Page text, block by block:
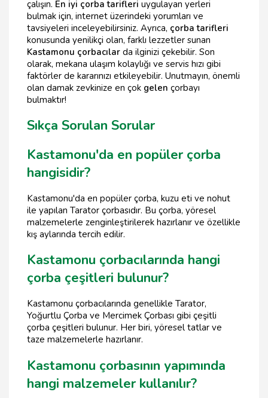
çalışın. En iyi çorba tarifleri uygulayan yerleri
bulmak için, internet üzerindeki yorumları ve
tavsiyeleri inceleyebilirsiniz. Ayrıca, çorba tarifleri
konusunda yenilikçi olan, farklı lezzetler sunan
Kastamonu çorbacılar da ilginizi çekebilir. Son
olarak, mekana ulaşım kolaylığı ve servis hızı gibi
faktörler de kararınızı etkileyebilir. Unutmayın, önemli
olan damak zevkinize en çok gelen çorbayı
bulmaktır!
Sıkça Sorulan Sorular
Kastamonu'da en popüler çorba
hangisidir?
Kastamonu'da en popüler çorba, kuzu eti ve nohut
ile yapılan Tarator çorbasıdır. Bu çorba, yöresel
malzemelerle zenginleştirilerek hazırlanır ve özellikle
kış aylarında tercih edilir.
Kastamonu çorbacılarında hangi
çorba çeşitleri bulunur?
Kastamonu çorbacılarında genellikle Tarator,
Yoğurtlu Çorba ve Mercimek Çorbası gibi çeşitli
çorba çeşitleri bulunur. Her biri, yöresel tatlar ve
taze malzemelerle hazırlanır.
Kastamonu çorbasının yapımında
hangi malzemeler kullanılır?